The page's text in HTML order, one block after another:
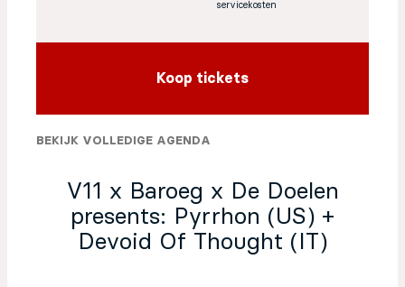
V11 x Baroeg x De Doelen
presents: Pyrrhon (US) +
Devoid Of Thought (IT)
servicekosten
Koop tickets
BEKIJK VOLLEDIGE AGENDA